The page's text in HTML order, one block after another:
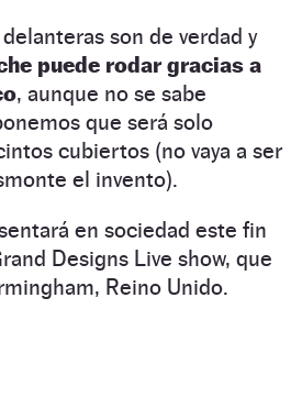
son de verdad y
puede rodar gracias a
, aunque no se sabe
que será solo
cubiertos (no vaya a ser
el invento).
en sociedad este fin
Designs Live show, que
Reino Unido.